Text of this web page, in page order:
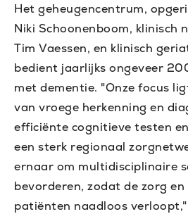
Het geheugencentrum,
Niki Schoonenboom, klinisch
Tim Vaessen, en klinisch
bedient jaarlijks ongeveer
met dementie. "Onze focus
van vroege herkenning en
efficiënte cognitieve testen
een sterk regionaal
ernaar om multidisciplinaire
bevorderen, zodat de zorg
patiënten naadloos